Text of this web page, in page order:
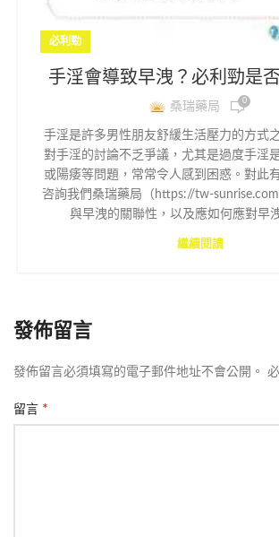
必利勁
手淫會導致早洩？必利勁是
桑瑞藥局 0
手淫是許多男性朋友舒緩生活壓力的方式
對手淫的討論不乏爭議，尤其是過度手淫
或陽痿等問題，常常令人感到困惑。對此
咨詢我們桑瑞藥局（https://tw-
與早洩的關聯性，以及應如何應對早
繼續閱讀
發佈留言
發佈留言必須填寫的電子郵件地址不會公開。
留言 *